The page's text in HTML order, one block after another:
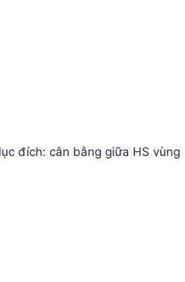
đích: cân bằng giữa HS vùng